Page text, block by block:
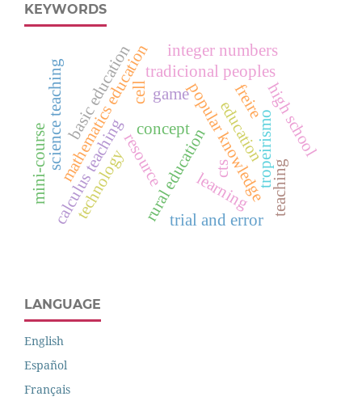
KEYWORDS
popular knowledge
tradicional peoples
tropeirismo
rural education
mathematics education
calculus teaching teaching
concept
game high school
cell
resource
technology
education
science teachingbasic education integer numbers
trial and error
learning
mini-course cts
freire
LANGUAGE
English
Español
Français